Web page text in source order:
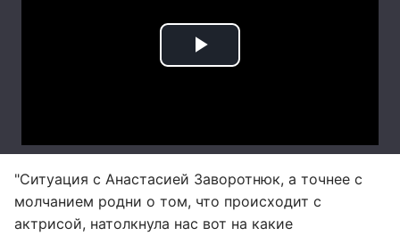
"Ситуация с Анастасией Заворотнюк, а точнее с
молчанием родни о том, что происходит с
актрисой, натолкнула нас вот на какие